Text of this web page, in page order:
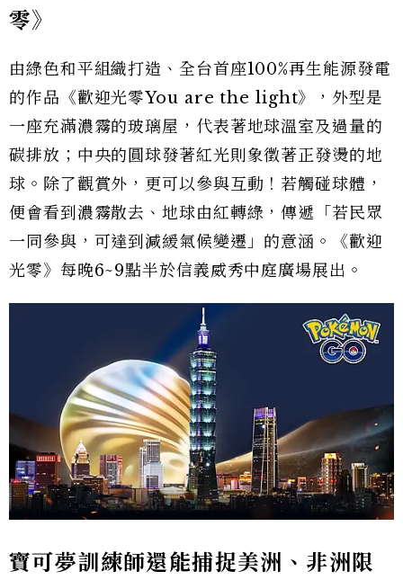
零》
由綠色和平組織打造、全台首座100%再生能源發電
的作品《歡迎光零You are the light》，外型是
一座充滿濃霧的玻璃屋，代表著地球溫室及過量的
碳排放；中央的圓球發著紅光則象徵著正發燙的地
球。除了觀賞外，更可以參與互動！若觸碰球體，
便會看到濃霧散去、地球由紅轉綠，傳遞「若民眾
一同參與，可達到減緩氣候變遷」的意涵。《歡迎
光零》每晚6~9點半於信義威秀中庭廣場展出。
寶可夢訓練師還能捕捉美洲、非洲限